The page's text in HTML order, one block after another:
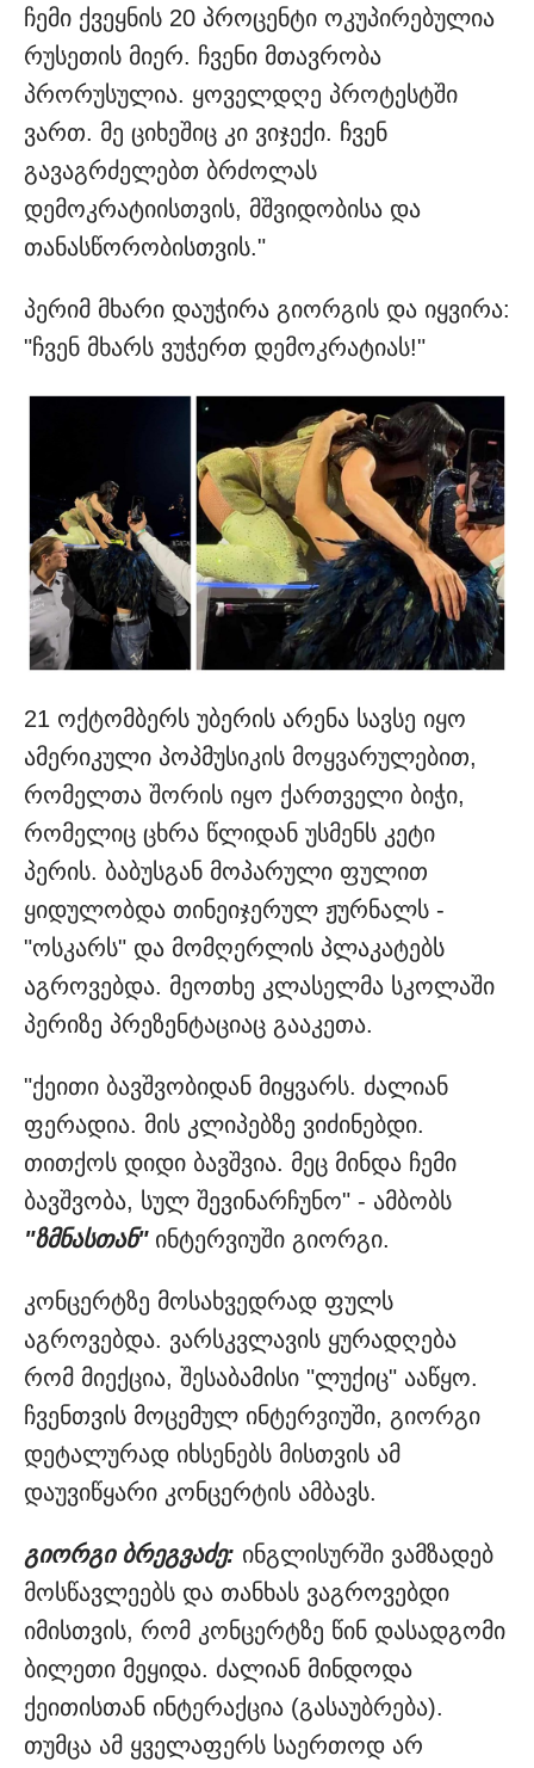
ჩემი ქვეყნის 20 პროცენტი ოკუპირებულია
რუსეთის მიერ. ჩვენი მთავრობა
პრორუსულია. ყოველდღე პროტესტში
ვართ. მე ციხეშიც კი ვიჯექი. ჩვენ
გავაგრძელებთ ბრძოლას
დემოკრატიისთვის, მშვიდობისა და
თანასწორობისთვის."
პერიმ მხარი დაუჭირა გიორგის და იყვირა:
"ჩვენ მხარს ვუჭერთ დემოკრატიას!"
21 ოქტომბერს უბერის არენა სავსე იყო
ამერიკული პოპმუსიკის მოყვარულებით,
რომელთა შორის იყო ქართველი ბიჭი,
რომელიც ცხრა წლიდან უსმენს კეტი
პერის. ბაბუსგან მოპარული ფულით
ყიდულობდა თინეიჯერულ ჟურნალს -
"ოსკარს" და მომღერლის პლაკატებს
აგროვებდა. მეოთხე კლასელმა სკოლაში
პერიზე პრეზენტაციაც გააკეთა.
"ქეითი ბავშვობიდან მიყვარს. ძალიან
ფერადია. მის კლიპებზე ვიძინებდი.
თითქოს დიდი ბავშვია. მეც მინდა ჩემი
ბავშვობა, სულ შევინარჩუნო" - ამბობს
"ზმნასთან"ინტერვიუში გიორგი.
კონცერტზე მოსახვედრად ფულს
აგროვებდა. ვარსკვლავის ყურადღება
რომ მიექცია, შესაბამისი "ლუქიც" ააწყო.
ჩვენთვის მოცემულ ინტერვიუში, გიორგი
დეტალურად იხსენებს მისთვის ამ
დაუვიწყარი კონცერტის ამბავს.
გიორგი ბრეგვაძე: ინგლისურში ვამზადებ
მოსწავლეებს და თანხას ვაგროვებდი
იმისთვის, რომ კონცერტზე წინ დასადგომი
ბილეთი მეყიდა. ძალიან მინდოდა
ქეითისთან ინტერაქცია (გასაუბრება).
თუმცა ამ ყველაფერს საერთოდ არ